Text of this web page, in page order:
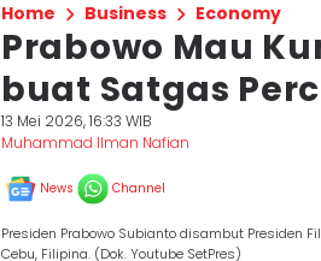
Home Business Economy
Prabowo Mau
buat Satgas
13 Mei 2026, 16:33 WIB
Muhammad Ilman Nafian
News Channel
Presiden Prabowo Subianto disambut Presiden
Cebu, Filipina. (Dok. Youtube SetPres)